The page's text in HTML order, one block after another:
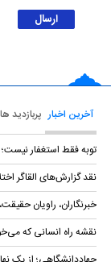
آخرین اخبار پربازدید ها
توبه فقط استغفار
نقد گزارش‌های القاگر
خبرنگاران، راویان
نقشه راه انسانی که